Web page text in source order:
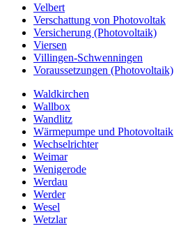
Velbert
Verschattung von Photovoltak
Versicherung (Photovoltaik)
Viersen
Villingen-Schwenningen
Voraussetzungen (Photovoltaik)
Waldkirchen
Wallbox
Wandlitz
Wärmepumpe und Photovoltaik
Wechselrichter
Weimar
Wenigerode
Werdau
Werder
Wesel
Wetzlar